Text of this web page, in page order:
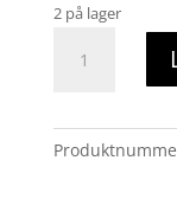
2 på lager
med
å